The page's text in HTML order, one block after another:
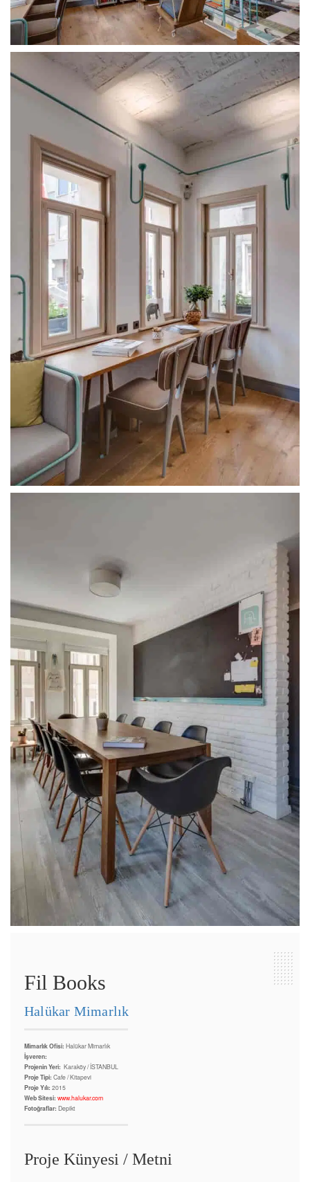
Fil Books
Halükar Mimarlık
Mimarlık Ofisi: Halükar Mimarlık
İşveren:
Projenin Yeri: Karaköy / İSTANBUL
Proje Tipi: Cafe / Kitapevi
Proje Yılı: 2015
Web Sitesi: www.halukar.com
Fotoğraflar: Depikt
Proje Künyesi / Metni